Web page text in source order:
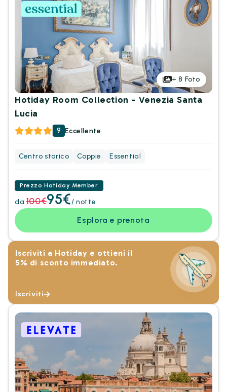
+8 Foto
Hotiday Room Collection - Venezia Santa
Lucia
9 Eccellente
Centro storico Coppie Essential
Prezzo Hotiday Member
da 100€95€/ notte
Esplora e prenota
Iscriviti a Hotiday e ottieni il
5% di sconto immediato.
Iscriviti